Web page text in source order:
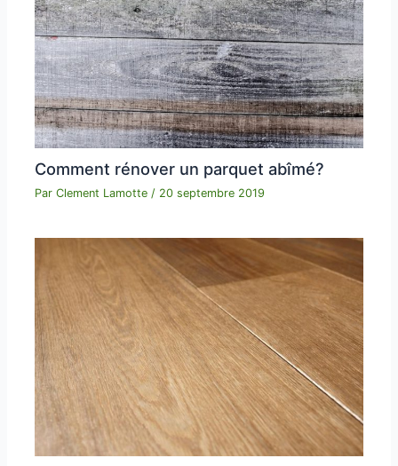
Comment rénover un parquet abîmé?
ParClement Lamotte/ 20 septembre 2019